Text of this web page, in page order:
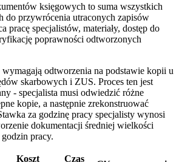
księgowych to suma wszystkich
do przywrócenia utraconych zapisów
pracę specjalistów, materiały, dostęp do
poprawności odtworzonych
odtworzenia na podstawie kopii u
skarbowych i ZUS. Proces ten jest
- specjalista musi odwiedzić różne
kopie, a następnie zrekonstruować
za godzinę pracy specjalisty wynosi
dokumentacji średniej wielkości
pracy.
Koszt
Czas